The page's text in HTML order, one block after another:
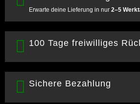
Erwarte deine Lieferung in nur 2–5
100 Tage freiwilliges
Sichere Bezahlung